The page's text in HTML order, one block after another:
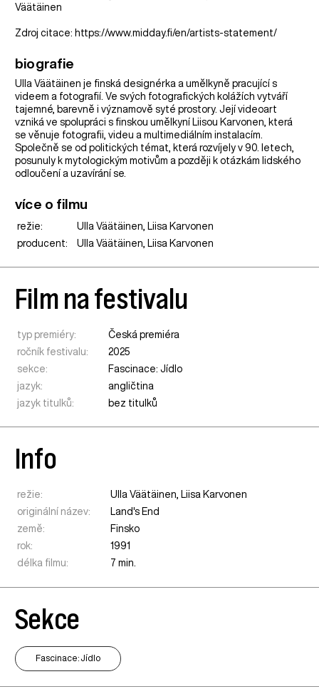
Väätäinen
Zdroj citace: https://www.midday.fi/en/artists-statement/
biografie
Ulla Väätäinen je finská designérka a umělkyně pracující s
videem a fotografií. Ve svých fotografických kolážích vytváří
tajemné, barevně i významově syté prostory. Její videoart
vzniká ve spolupráci s finskou umělkyní Liisou Karvonen, která
se věnuje fotografii, videu a multimediálním instalacím.
Společně se od politických témat, která rozvíjely v 90. letech,
posunuly k mytologickým motivům a později k otázkám lidského
odloučení a uzavírání se.
více o filmu
režie:
Ulla Väätäinen, Liisa Karvonen
producent:
Ulla Väätäinen, Liisa Karvonen
Film na festivalu
typ premiéry:
Česká premiéra
ročník festivalu:
2025
sekce:
Fascinace: Jídlo
jazyk:
angličtina
jazyk titulků:
bez titulků
Info
režie:
Ulla Väätäinen, Liisa Karvonen
originální název:
Land's End
země:
Finsko
rok:
1991
délka filmu:
7 min.
Sekce
Fascinace: Jídlo